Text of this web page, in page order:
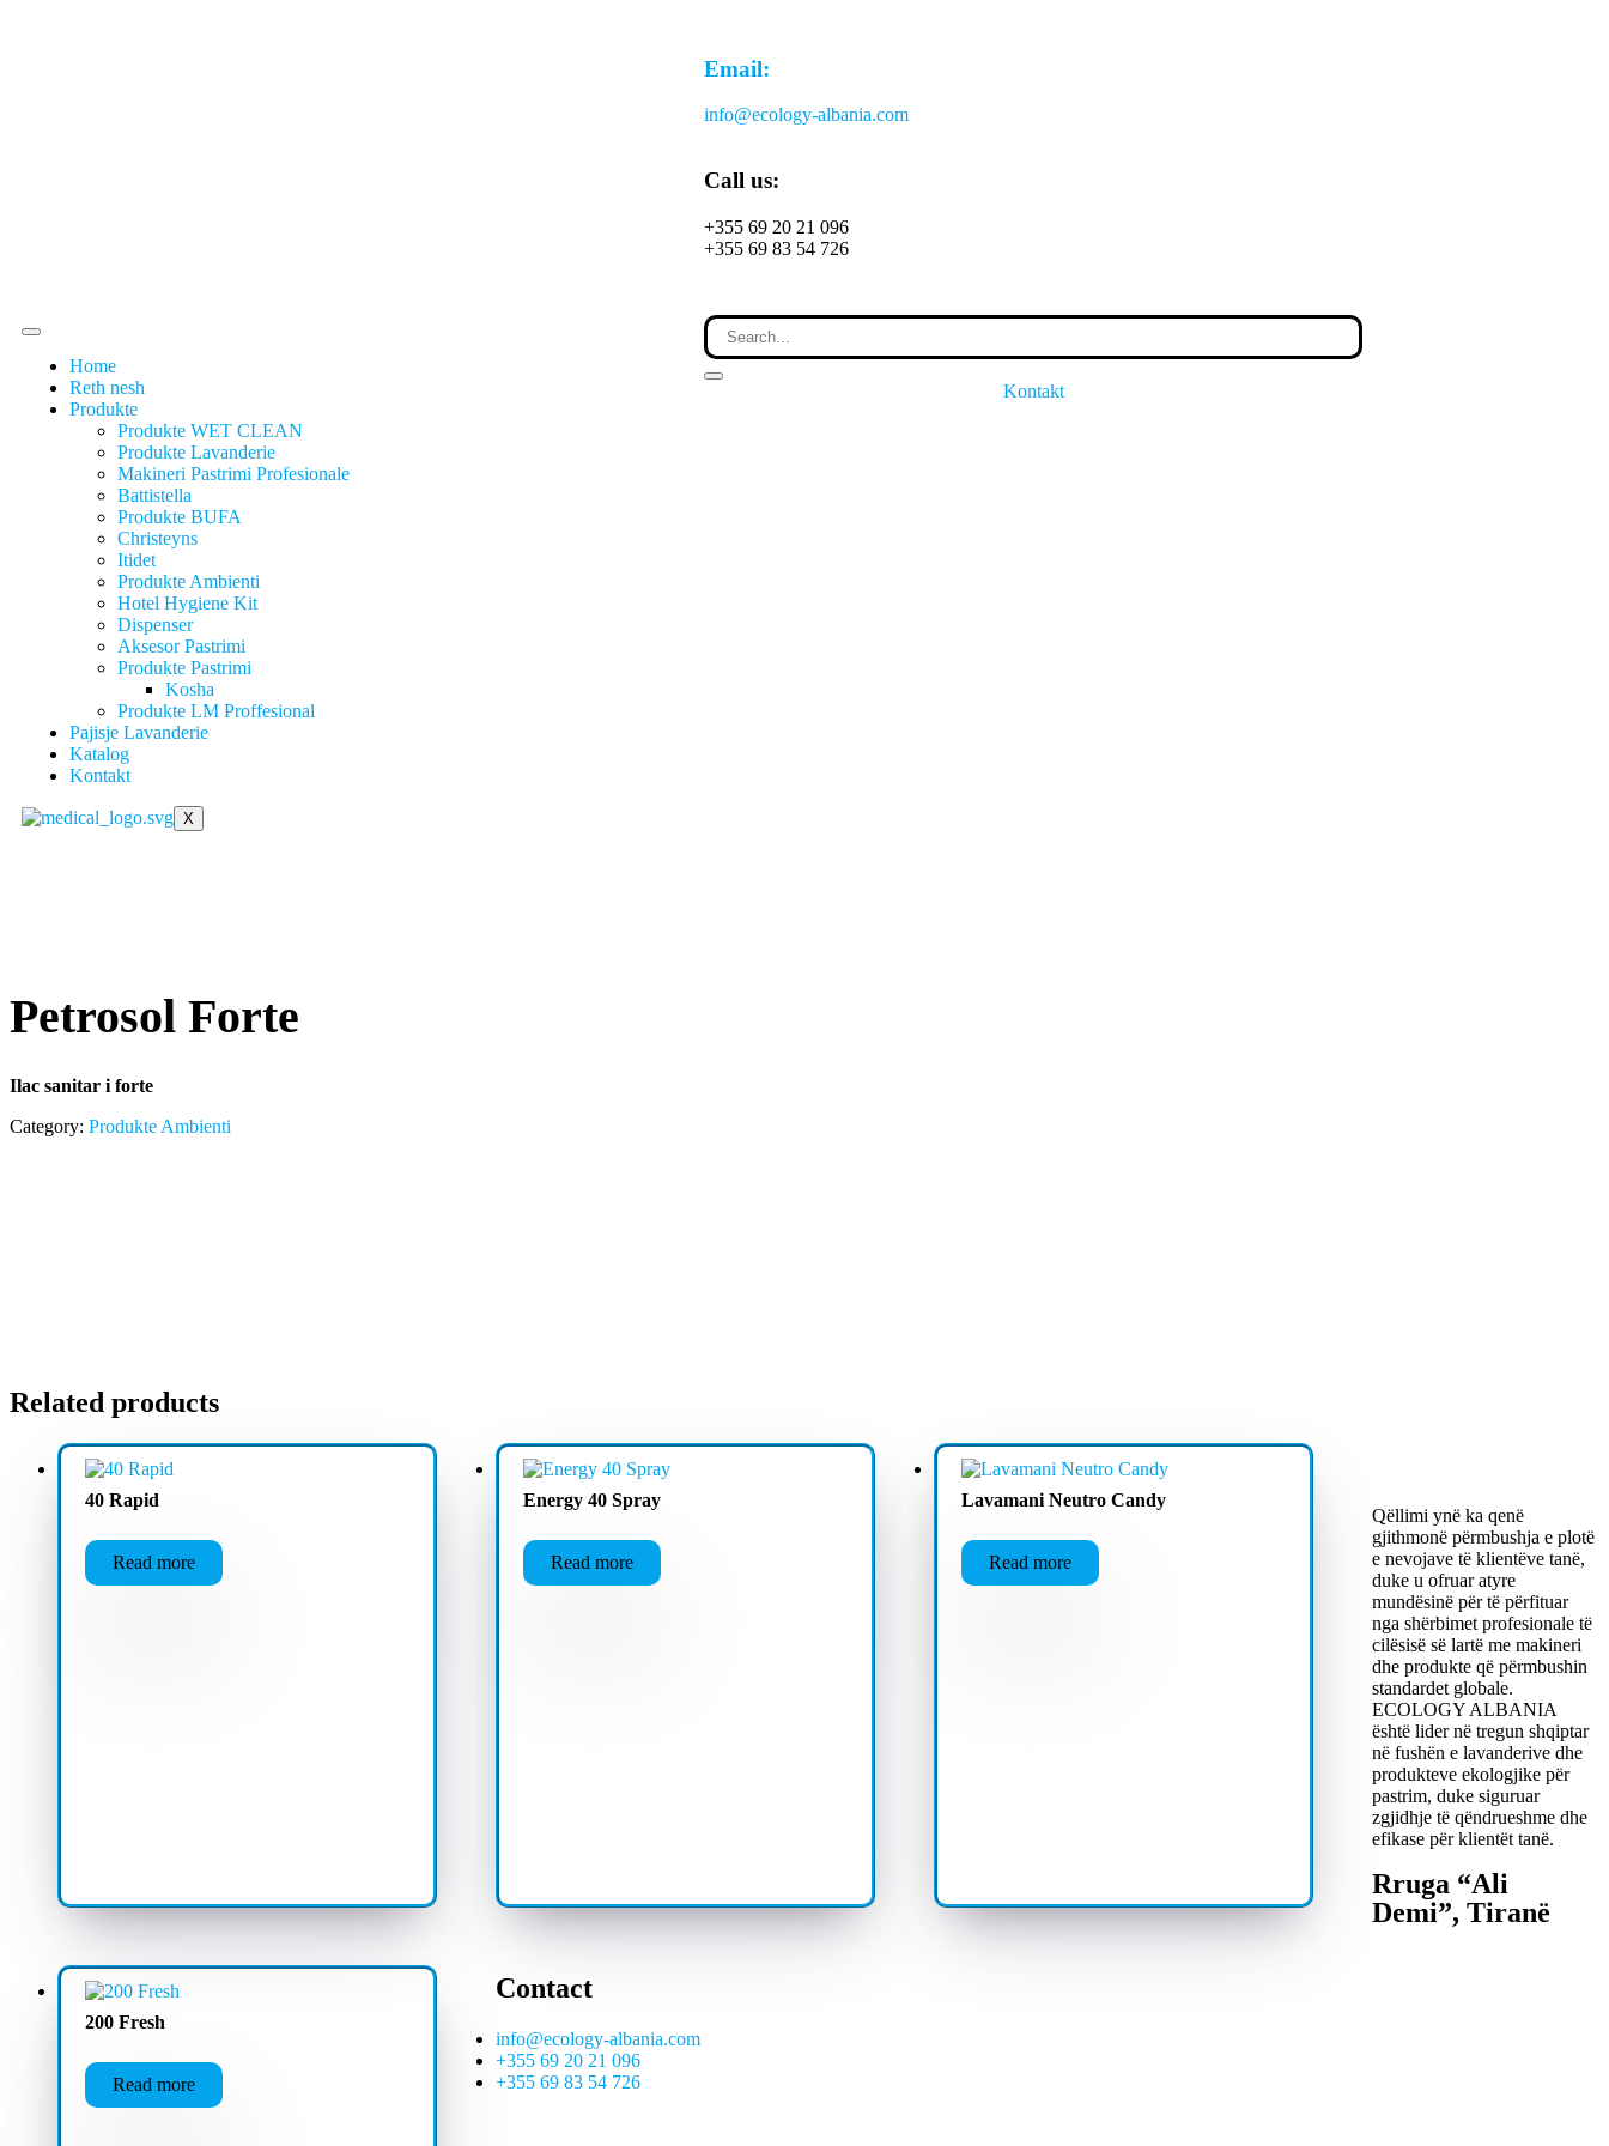
Email:
info@ecology-albania.com
Call us:
+355 69 20 21 096
+355 69 83 54 726
Home
Reth nesh
Produkte
Produkte WET CLEAN
Produkte Lavanderie
Makineri Pastrimi Profesionale
Battistella
Produkte BUFA
Christeyns
Itidet
Produkte Ambienti
Hotel Hygiene Kit
Dispenser
Aksesor Pastrimi
Produkte Pastrimi
Kosha
Produkte LM Proffesional
Pajisje Lavanderie
Katalog
Kontakt
X
Kontakt
Petrosol Forte
Ilac sanitar i forte
Category: Produkte Ambienti
Related products
40 Rapid
Read more
Energy 40 Spray
Read more
Lavamani Neutro Candy
Read more
200 Fresh
Read more
Qëllimi ynë ka qenë
gjithmonë përmbushja e plotë
e nevojave të klientëve tanë,
duke u ofruar atyre
mundësinë për të përfituar
nga shërbimet profesionale të
cilësisë së lartë me makineri
dhe produkte që përmbushin
standardet globale.
ECOLOGY ALBANIA
është lider në tregun shqiptar
në fushën e lavanderive dhe
produkteve ekologjike për
pastrim, duke siguruar
zgjidhje të qëndrueshme dhe
efikase për klientët tanë.
Rruga “Ali
Demi”, Tiranë
Contact
info@ecology-albania.com
+355 69 20 21 096
+355 69 83 54 726